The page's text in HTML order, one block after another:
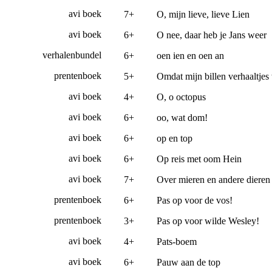
avi boek
avi boek
verhalenbundel
prentenboek
avi boek
avi boek
avi boek
avi boek
avi boek
prentenboek
prentenboek
avi boek
avi boek
7+
6+
6+
5+
4+
6+
6+
6+
7+
6+
3+
4+
6+
O, mijn lieve, lieve Lien
O nee, daar heb je Jans weer
oen ien en oen an
Omdat mijn billen
O, o octopus
oo, wat dom!
op en top
Op reis met oom Hein
Over mieren en andere dieren
Pas op voor de vos!
Pas op voor wilde Wesley!
Pats-boem
Pauw aan de top